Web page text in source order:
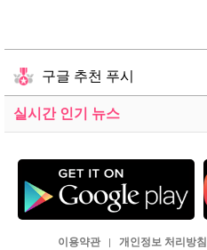
구글 추천 푸시
실시간 인기 뉴스
이용약관 | 개인정보 처리방침